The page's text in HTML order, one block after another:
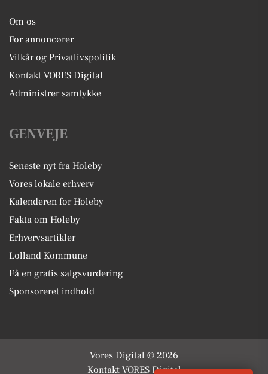
Om os
For annoncører
Vilkår og Privatlivspolitik
Kontakt VORES Digital
Administrer samtykke
GENVEJE
Seneste nyt fra Holeby
Vores lokale erhverv
Kalenderen for Holeby
Fakta om Holeby
Erhvervsartikler
Lolland Kommune
Få en gratis salgsvurdering
Sponsoreret indhold
Vores Digital © 2026
Kontakt VORES Digital